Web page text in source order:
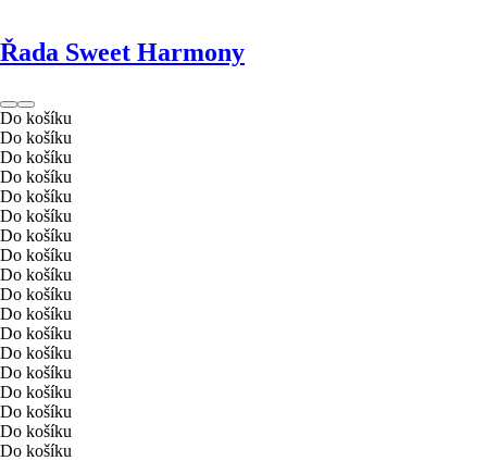
Řada Sweet Harmony
Do košíku
Do košíku
Do košíku
Do košíku
Do košíku
Do košíku
Do košíku
Do košíku
Do košíku
Do košíku
Do košíku
Do košíku
Do košíku
Do košíku
Do košíku
Do košíku
Do košíku
Do košíku